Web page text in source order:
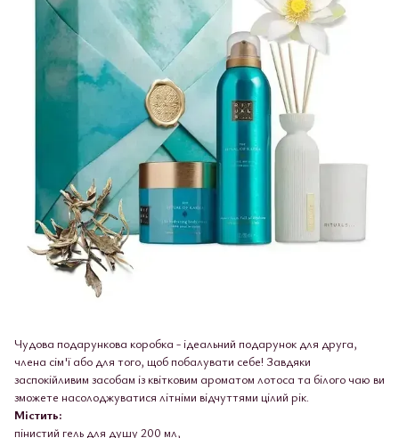
Чудова подарункова коробка - ідеальний подарунок для друга,
члена сім'ї або для того, щоб побалувати себе! Завдяки
заспокійливим засобам із квітковим ароматом лотоса та білого чаю ви
зможете насолоджуватися літніми відчуттями цілий рік.
Містить:
пінистий гель для душу 200 мл,